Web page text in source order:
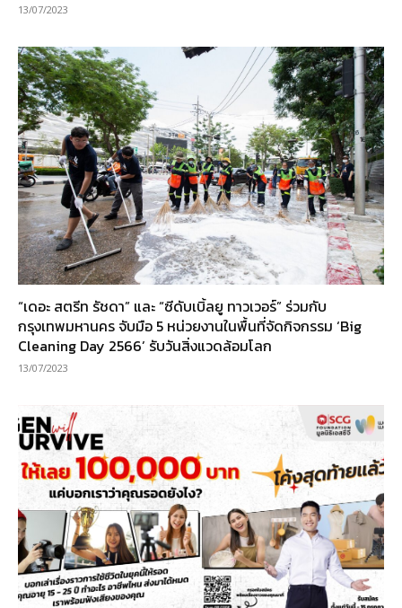
13/07/2023
“เดอะ สตรีท รัชดา” และ “ซีดับเบิ้ลยู ทาวเวอร์” ร่วมกับ
กรุงเทพมหานคร จับมือ 5 หน่วยงานในพื้นที่จัดกิจกรรม ‘Big
Cleaning Day 2566’ รับวันสิ่งแวดล้อมโลก
13/07/2023